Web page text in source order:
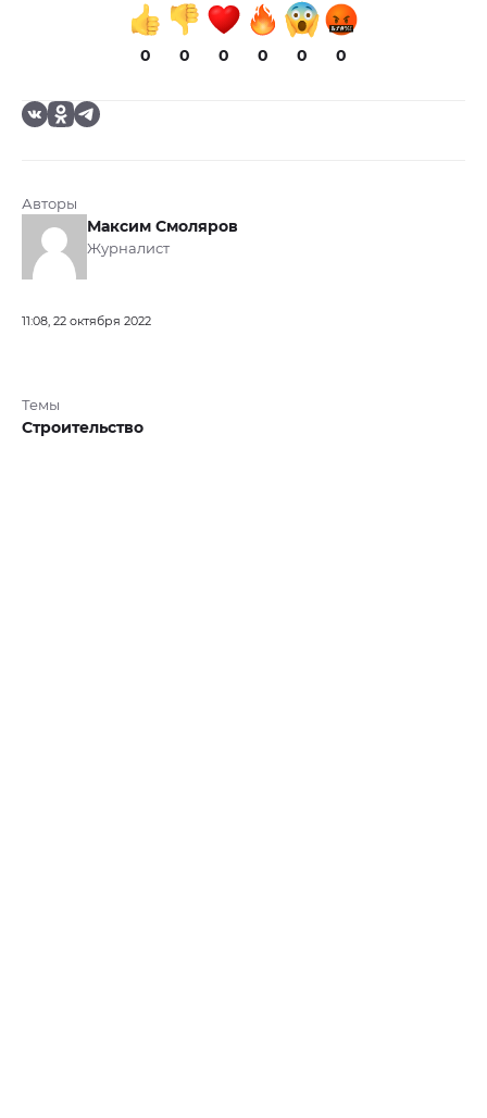
0 0 0 0 0 0
Авторы
Максим Смоляров
Журналист
11:08, 22 октября 2022
Темы
Строительство